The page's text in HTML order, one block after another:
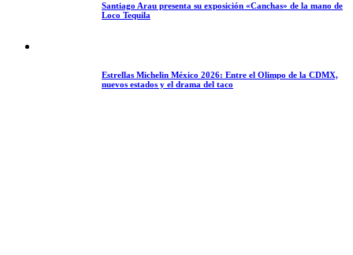
Santiago Arau presenta su exposición «Canchas» de la mano de
Loco Tequila
Estrellas Michelin México 2026: Entre el Olimpo de la CDMX,
nuevos estados y el drama del taco